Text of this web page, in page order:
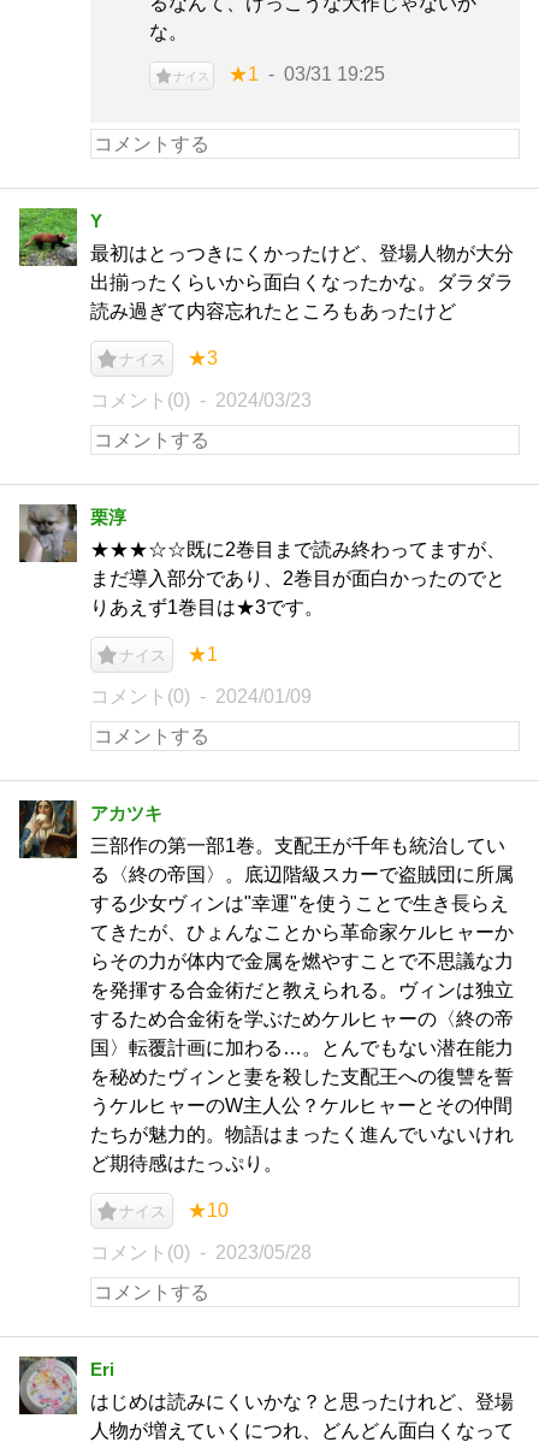
な。
ナイス ★1 03/31 19:25
Y
最初はとっつきにくかったけど、登場人物が大分
出揃ったくらいから面白くなったかな。ダラダラ
読み過ぎて内容忘れたところもあったけど
ナイス ★3
コメント(0) 2024/03/23
栗淳
★★★☆☆既に2巻目まで読み終わってますが、
まだ導入部分であり、2巻目が面白かったのでと
りあえず1巻目は★3です。
ナイス ★1
コメント(0) 2024/01/09
アカツキ
三部作の第一部1巻。支配王が千年も統治してい
る〈終の帝国〉。底辺階級スカーで盗賊団に所属
する少女ヴィンは"幸運"を使うことで生き長らえ
てきたが、ひょんなことから革命家ケルヒャーか
らその力が体内で金属を燃やすことで不思議な力
を発揮する合金術だと教えられる。ヴィンは独立
するため合金術を学ぶためケルヒャーの〈終の帝
国〉転覆計画に加わる…。とんでもない潜在能力
を秘めたヴィンと妻を殺した支配王への復讐を誓
うケルヒャーのW主人公？ケルヒャーとその仲間
たちが魅力的。物語はまったく進んでいないけれ
ど期待感はたっぷり。
ナイス ★10
コメント(0) 2023/05/28
Eri
はじめは読みにくいかな？と思ったけれど、登場
人物が増えていくにつれ、どんどん面白くなって